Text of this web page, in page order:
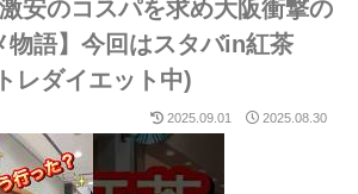
安のコスパを求め大阪衝撃の
物語】今回はスタバin紅茶
レダイエット中)
2025.09.01 2025.08.30